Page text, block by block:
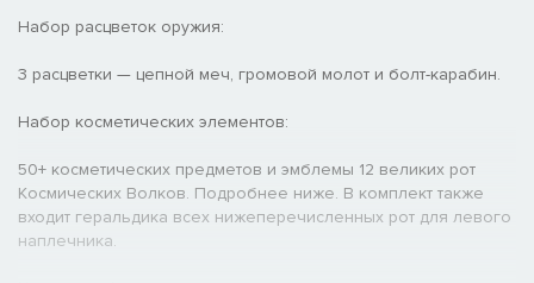
Набор расцветок оружия:
3 расцветки — цепной меч, громовой молот и болт-карабин.
Набор косметических элементов:
50+ косметических предметов и эмблемы 12 великих рот
Космических Волков. Подробнее ниже. В комплект также
входит геральдика всех нижеперечисленных рот для левого
наплечника.